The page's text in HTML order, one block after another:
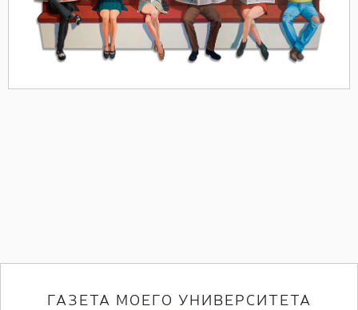
ГАЗЕТА МОЕГО УНИВЕРСИТЕТА